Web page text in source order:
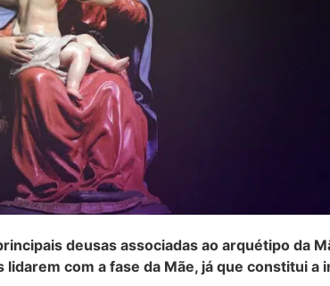
deusas associadas ao arquétipo da
com a fase da Mãe, já que constitui a